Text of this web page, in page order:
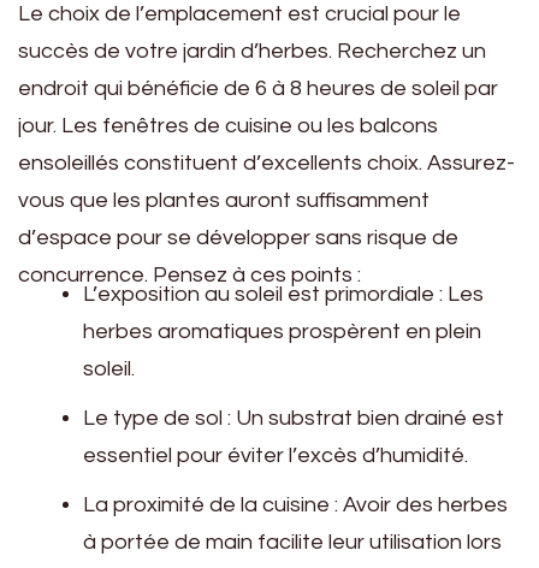
Le choix de l’emplacement est crucial pour le
succès de votre jardin d’herbes. Recherchez un
endroit qui bénéficie de 6 à 8 heures de soleil par
jour. Les fenêtres de cuisine ou les balcons
ensoleillés constituent d’excellents choix. Assurez-
vous que les plantes auront suffisamment
d’espace pour se développer sans risque de
concurrence. Pensez à ces points :
L’exposition au soleil est primordiale : Les
herbes aromatiques prospèrent en plein
soleil.
Le type de sol : Un substrat bien drainé est
essentiel pour éviter l’excès d’humidité.
La proximité de la cuisine : Avoir des herbes
à portée de main facilite leur utilisation lors